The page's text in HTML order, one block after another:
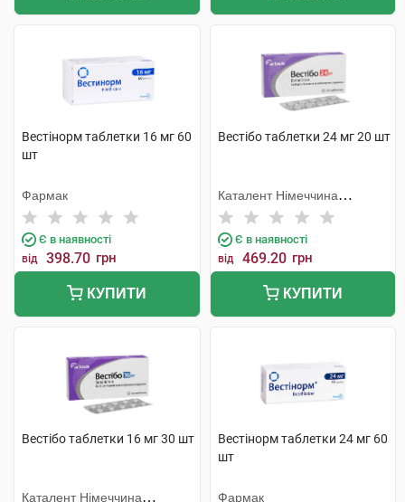
Вестінорм таблетки 16 мг 60
шт
Фармак
Є в наявності
від 398.70 грн
КУПИТИ
Вестібо таблетки 24 мг 20 шт
Каталент Німеччина
Шорндорф ГмбХ
Є в наявності
від 469.20 грн
КУПИТИ
Вестібо таблетки 16 мг 30 шт
Каталент Німеччина
Вестінорм таблетки 24 мг 60
шт
Фармак